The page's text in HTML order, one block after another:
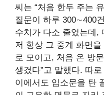
씨는 “처음 한두 주는
질문이 하루 300∼400
수치가 다소 줄었는데,
저 항상 그 중계 화면
로 모이고, 처음 온 방
생겼다”고 말했다. 따
이에서도 입소문을 탄